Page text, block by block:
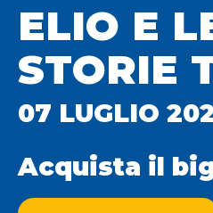
ELIO E
STORIE
07 LUGLIO
Acquista il